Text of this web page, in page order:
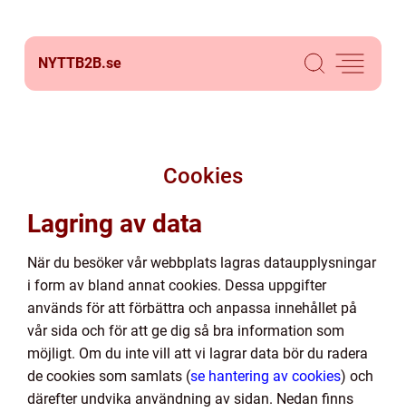
NYTTB2B.se
Cookies
Lagring av data
När du besöker vår webbplats lagras dataupplysningar
i form av bland annat cookies. Dessa uppgifter
används för att förbättra och anpassa innehållet på
vår sida och för att ge dig så bra information som
möjligt. Om du inte vill att vi lagrar data bör du radera
de cookies som samlats (se hantering av cookies) och
därefter undvika användning av sidan. Nedan finns